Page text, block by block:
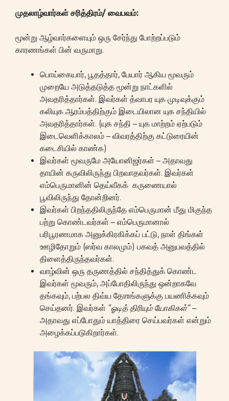
முதலாழ்வார்கள் சரித்திரம்/ வைபவம்:
மூன்று ஆழ்வார்களையும் ஒரு சேர்ந்து போற்றப்படும்
காரணங்கள் பின் வருமாறு.
பொய்கையார், பூதத்தார், பேயார் ஆகிய மூவரும்
முறையே அடுத்தடுத்த மூன்று நாட்களில்
அவதரித்தார்கள். இவர்கள் த்வாபர யுக முடிவுக்கும்
கலியுக ஆரம்பத்திற்கும் இடையிலான யுக சந்தியில்
அவதரித்தார்கள். (யுக சந்தி – யுக மாற்றம் ஏற்படும்
இடைவெளிக்காலம் – விவரத்திற்கு கட்டுரையின்
கடைசியில் காண்க)
இவர்கள் மூவருமே அயோனிஜர்கள் – அதாவது
தாயின் கருவிலிருந்து பிறவாதவர்கள். இவர்கள்
எம்பெருமானின் தெய்வீகக் கருணையால்
பூவிலிருந்து தோன்றினர்.
இவர்கள் பிறந்ததிலிருந்தே எம்பெருமான் மீது மிகுந்த
பற்று கொண்டவர்கள் – எம்பெருமானால்
பரிபூரணமாக அனுக்கிரகிக்கப் பட்டு, நாள் திங்கள்
ஊழிதோறும் (ஸர்வ காலமும்) பகவத் அனுபவத்தில்
திளைத்திருந்தவர்கள்.
வாழ்வின் ஒரு தருணத்தில் சந்தித்துக் கொண்ட
இவர்கள் மூவரும், அப்போதிலிருந்து ஒன்றாகவே
தங்கவும், பற்பல திவ்ய தேஶங்களுக்கு பயணிக்கவும்
செய்தனர். இவர்கள் “ஓடித் திரியும் யோகிகள்“–
அதாவது எப்போதும் யாத்திரை செய்பவர்கள் என்றும்
அழைக்கப்படுகிறார்கள்.